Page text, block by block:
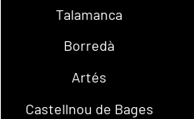
Talamanca
Borredà
Artés
Castellnou de Bages